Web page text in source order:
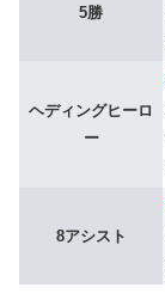
5勝
ヘディングヒーロ
ー
8アシスト